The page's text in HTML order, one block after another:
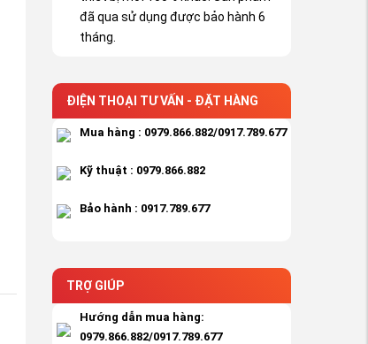
đã qua sử dụng được bảo hành 6
tháng.
ĐIỆN THOẠI TƯ VẤN - ĐẶT HÀNG
Mua hàng : 0979.866.882/0917.789.677
Kỹ thuật : 0979.866.882
Bảo hành : 0917.789.677
TRỢ GIÚP
Hướng dẫn mua hàng:
0979.866.882/0917.789.677